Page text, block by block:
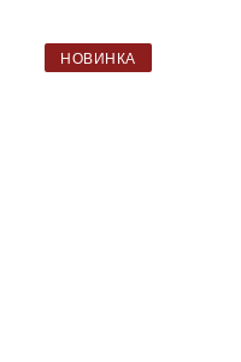
НОВИНКА